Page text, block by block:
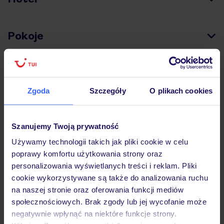
Zgoda Szczegóły O plikach cookies
Szanujemy Twoją prywatność
Używamy technologii takich jak pliki cookie w celu
poprawy komfortu użytkowania strony oraz
personalizowania wyświetlanych treści i reklam. Pliki
cookie wykorzystywane są także do analizowania ruchu
na naszej stronie oraz oferowania funkcji mediów
społecznościowych. Brak zgody lub jej wycofanie może
negatywnie wpłynąć na niektóre funkcje strony.
Pokoje
Atrakcje
Ważne informacje
Często zadawane pytania
Jak zmienić uczestników/osobę zgłaszającą?
Czy w Hotelu będzie przedstawiciel TUI?